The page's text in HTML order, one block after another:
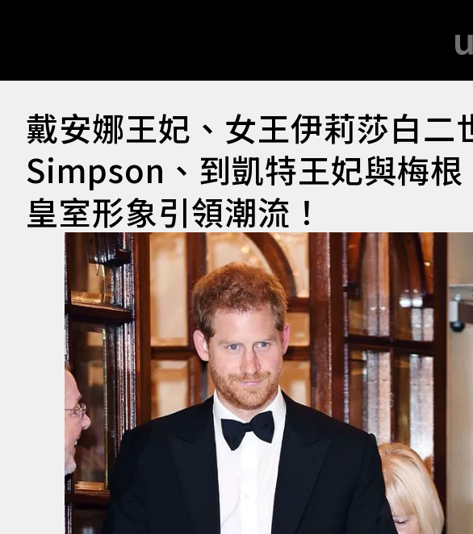
戴安娜王妃、女王伊莉莎白
Simpson、到凱特王妃與梅
皇室形象引領潮流！